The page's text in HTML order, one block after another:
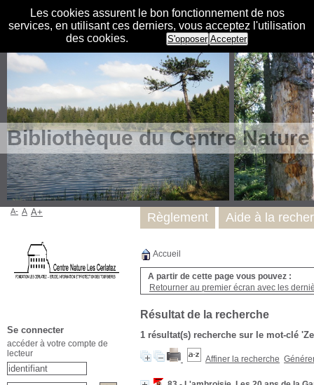
Les cookies assurent le bon fonctionnement de nos
services, en utilisant ces derniers, vous acceptez l'utilisation
des cookies.
S'opposer Accepter
Bibliothèque du Centre
Accueil
A partir de cette page vous pouvez :
Retourner au premier écran avec les
Résultat de la recherche
1 résultat(s) recherche sur le mot-clé
Affiner la recherche
Règlement Aide à la
A- A A+
Se connecter
accéder à votre compte de
lecteur